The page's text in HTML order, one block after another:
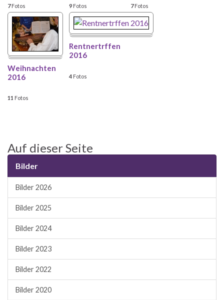
7Fotos 9 Fotos 7Fotos
Weihnachten
2016
11 Fotos
Rentnertrffen
2016
4 Fotos
Auf dieser Seite
Bilder
Bilder 2026
Bilder 2025
Bilder 2024
Bilder 2023
Bilder 2022
Bilder 2020